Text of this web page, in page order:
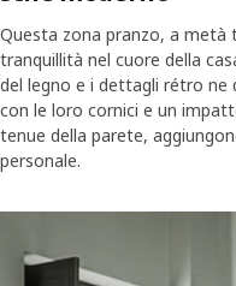
Questa zona pranzo, a metà
tranquillità nel cuore della
del legno e i dettagli rétro ne
con le loro cornici e un
tenue della parete,
personale.